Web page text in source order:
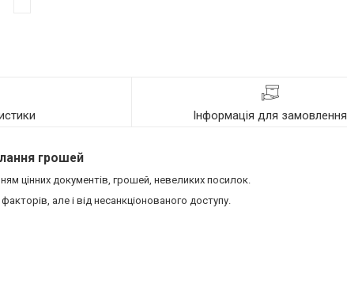
Інформація для замовлення
грошей
цінних документів, грошей, невеликих посилок.
але і від несанкціонованого доступу.